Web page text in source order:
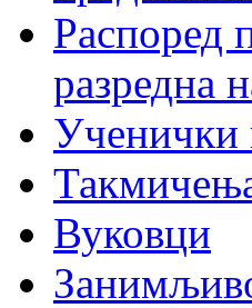
Распоред
разредна
Ученички
Вуковци